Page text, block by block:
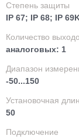
Степень защиты
IP 67; IP 68; IP
Количество
аналоговых: 1
Диапазон
-50...150
Установочная
50
Подключение